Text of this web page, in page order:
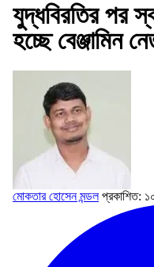
যুদ্ধবিরতির পর
হচ্ছে বেঞ্জামিন
মোকতার হোসেন মন্ডল প্রকাশিত: